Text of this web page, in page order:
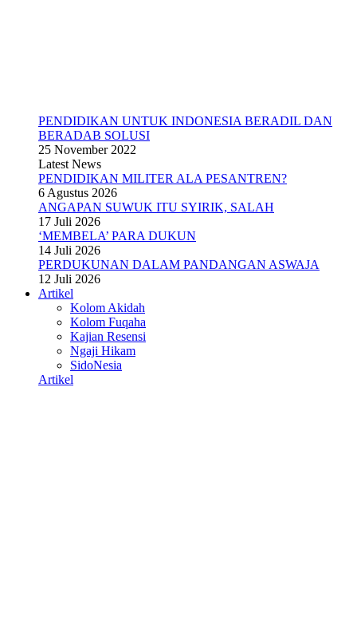
PENDIDIKAN UNTUK INDONESIA BERADIL DAN
BERADAB SOLUSI
25 November 2022
Latest News
PENDIDIKAN MILITER ALA PESANTREN?
6 Agustus 2026
ANGAPAN SUWUK ITU SYIRIK, SALAH
17 Juli 2026
‘MEMBELA’ PARA DUKUN
14 Juli 2026
PERDUKUNAN DALAM PANDANGAN ASWAJA
12 Juli 2026
Artikel
Kolom Akidah
Kolom Fuqaha
Kajian Resensi
Ngaji Hikam
SidoNesia
Artikel